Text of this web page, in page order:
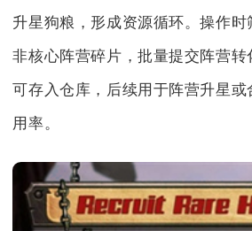
升星狗粮，形成资源循环。操作时
非核心阵营碎片，批量提交阵营转
可存入仓库，后续用于阵营升星或
用率。